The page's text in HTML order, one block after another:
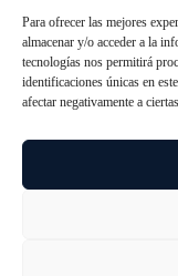
Para ofrecer las mejores
almacenar y/o acceder a la
tecnologías nos permitirá
identificaciones únicas en
afectar negativamente a
© 2026